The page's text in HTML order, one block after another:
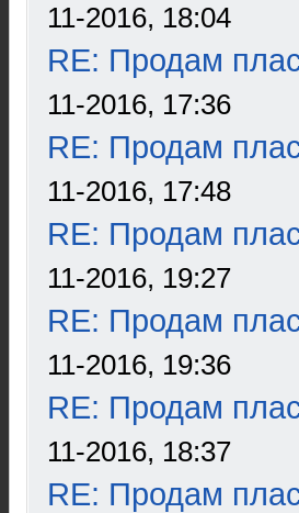
11-2016, 18:04
RE: Продам
11-2016, 17:36
RE: Продам
11-2016, 17:48
RE: Продам
11-2016, 19:27
RE: Продам
11-2016, 19:36
RE: Продам
11-2016, 18:37
RE: Продам